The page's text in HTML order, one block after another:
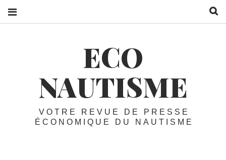
ECO
NAUTISME
VOTRE REVUE DE PRESSE
ÉCONOMIQUE DU NAUTISME